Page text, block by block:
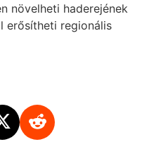
növelheti haderejének
erősítheti regionális